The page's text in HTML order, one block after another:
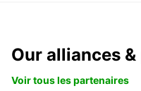
Our alliances
Voir tous les partenaires